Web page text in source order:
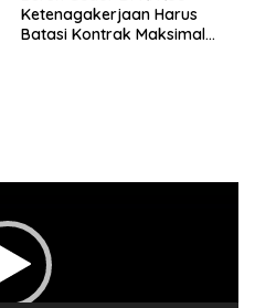
Ketenagakerjaan Harus
Batasi Kontrak Maksimal